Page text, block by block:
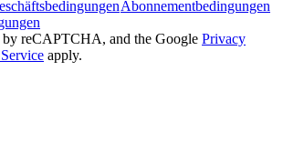
Abonnementbedingungen
by reCAPTCHA, and the Google Privacy
apply.